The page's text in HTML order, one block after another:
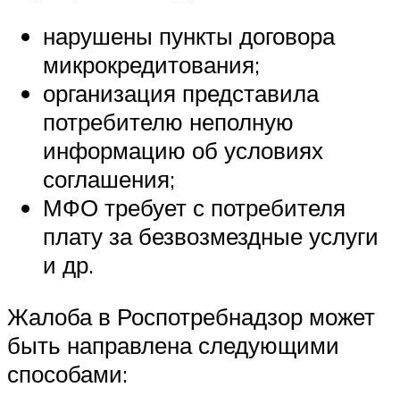
нарушены пункты договора
микрокредитования;
организация представила
потребителю неполную
информацию об условиях
соглашения;
МФО требует с потребителя
плату за безвозмездные услуги
и др.
Жалоба в Роспотребнадзор может
быть направлена следующими
способами: